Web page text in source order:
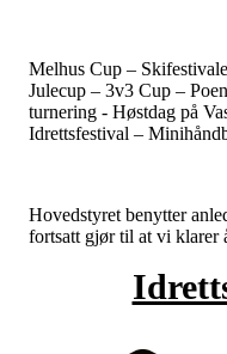
Melhus Cup –
Julecup – 3v3 Cup –
turnering - Høstdag på
Idrettsfestival –
Hovedstyret benytter
fortsatt gjør til at vi klarer